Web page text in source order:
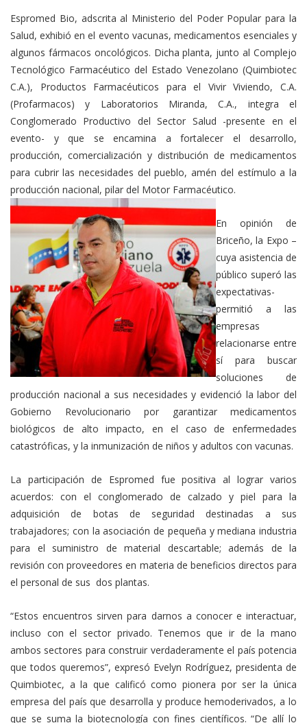
Espromed Bio, adscrita al Ministerio del Poder Popular para la
Salud, exhibió en el evento vacunas, medicamentos esenciales y
algunos fármacos oncológicos. Dicha planta, junto al Complejo
Tecnológico Farmacéutico del Estado Venezolano (Quimbiotec
C.A.), Productos Farmacéuticos para el Vivir Viviendo, C.A.
(Profarmacos) y Laboratorios Miranda, C.A., integra el
Conglomerado Productivo del Sector Salud -presente en el
evento- y que se encamina a fortalecer el desarrollo,
producción, comercialización y distribución de medicamentos
para cubrir las necesidades del pueblo, amén del estímulo a la
producción nacional, pilar del Motor Farmacéutico.
En opinión de
Briceño, la Expo –
cuya asistencia de
público superó las
expectativas-
permitió a las
empresas
relacionarse entre
sí para buscar
soluciones de
producción nacional a sus necesidades y evidenció la labor del
Gobierno Revolucionario por garantizar medicamentos
biológicos de alto impacto, en el caso de enfermedades
catastróficas, y la inmunización de niños y adultos con vacunas.
La participación de Espromed fue positiva al lograr varios
acuerdos: con el conglomerado de calzado y piel para la
adquisición de botas de seguridad destinadas a sus
trabajadores; con la asociación de pequeña y mediana industria
para el suministro de material descartable; además de la
revisión con proveedores en materia de beneficios directos para
el personal de sus dos plantas.
“Estos encuentros sirven para darnos a conocer e interactuar,
incluso con el sector privado. Tenemos que ir de la mano
ambos sectores para construir verdaderamente el país potencia
que todos queremos”, expresó Evelyn Rodríguez, presidenta de
Quimbiotec, a la que calificó como pionera por ser la única
empresa del país que desarrolla y produce hemoderivados, a lo
que se suma la biotecnología con fines científicos. “De allí lo